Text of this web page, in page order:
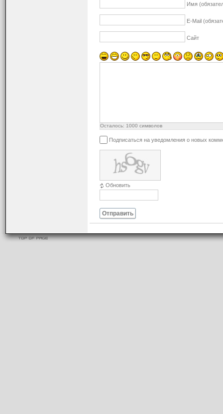
Имя
E-Mail
Сайт
Осталось: 1000 символов
Подписаться на уведомления о новых
Обновить
Отправить